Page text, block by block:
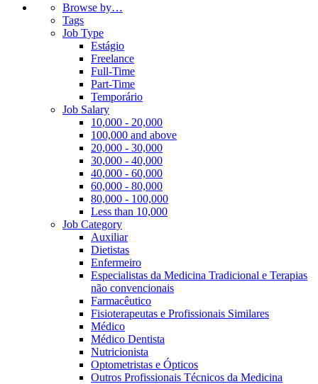
Browse by…
Tags
Job Type
Estágio
Freelance
Full-Time
Part-Time
Temporário
Job Salary
10,000 - 20,000
100,000 and above
20,000 - 30,000
30,000 - 40,000
40,000 - 60,000
60,000 - 80,000
80,000 - 100,000
Less than 10,000
Job Category
Auxiliar
Dietistas
Enfermeiro
Especialistas da Medicina Tradicional e Terapias
não convencionais
Farmacêutico
Fisioterapeutas e Profissionais Similares
Médico
Médico Dentista
Nutricionista
Optometristas e Ópticos
Outros Profissionais Técnicos da Medicina